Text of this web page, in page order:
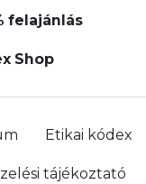
felajánlás
Shop
Etikai kódex
tájékoztató